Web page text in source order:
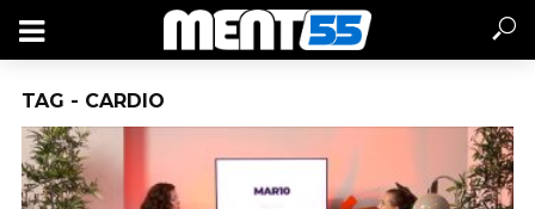
TAG - CARDIO